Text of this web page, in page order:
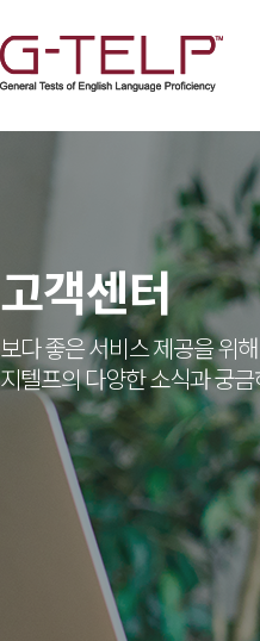
고객센터
보다 좋은 서비스 제공을 위
지텔프의 다양한 소식과 궁